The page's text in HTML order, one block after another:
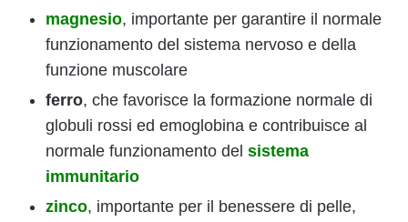
magnesio, importante per garantire il normale
funzionamento del sistema nervoso e della
funzione muscolare
ferro, che favorisce la formazione normale di
globuli rossi ed emoglobina e contribuisce al
normale funzionamento del sistema
immunitario
zinco, importante per il benessere di pelle,